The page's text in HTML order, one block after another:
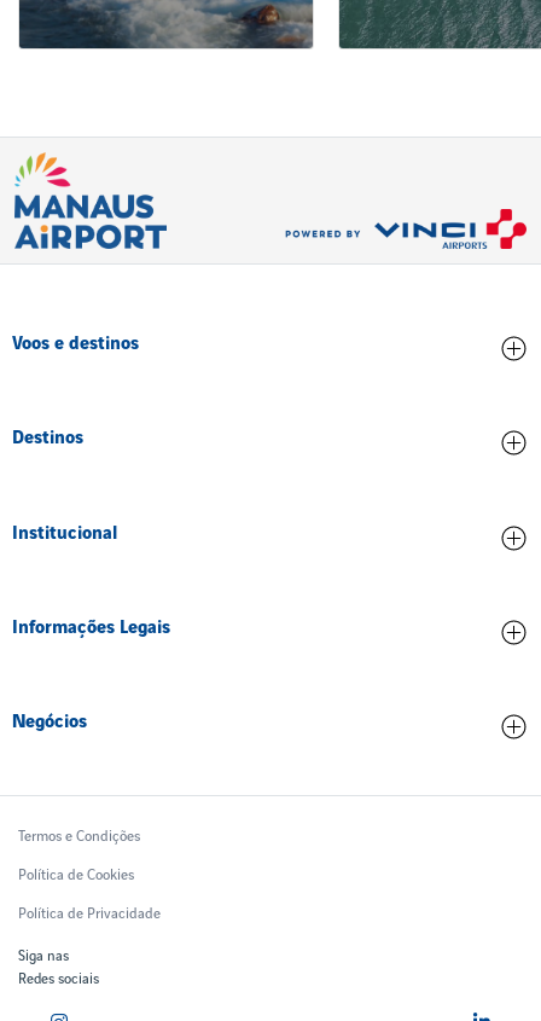
Voos e destinos
Partidas
Destinos
Institucional
Ética e Compliance
Treinamento
Informações Legais
Dados operacionais
Relatórios Financeiros
Negócios
Termos e Condições
Política de Cookies
Política de Privacidade
Siga nas
Redes sociais